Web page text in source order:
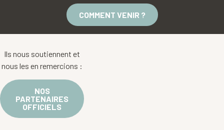
COMMENT VENIR ?
Ils nous soutiennent et
nous les en remercions :
NOS
PARTENAIRES
OFFICIELS